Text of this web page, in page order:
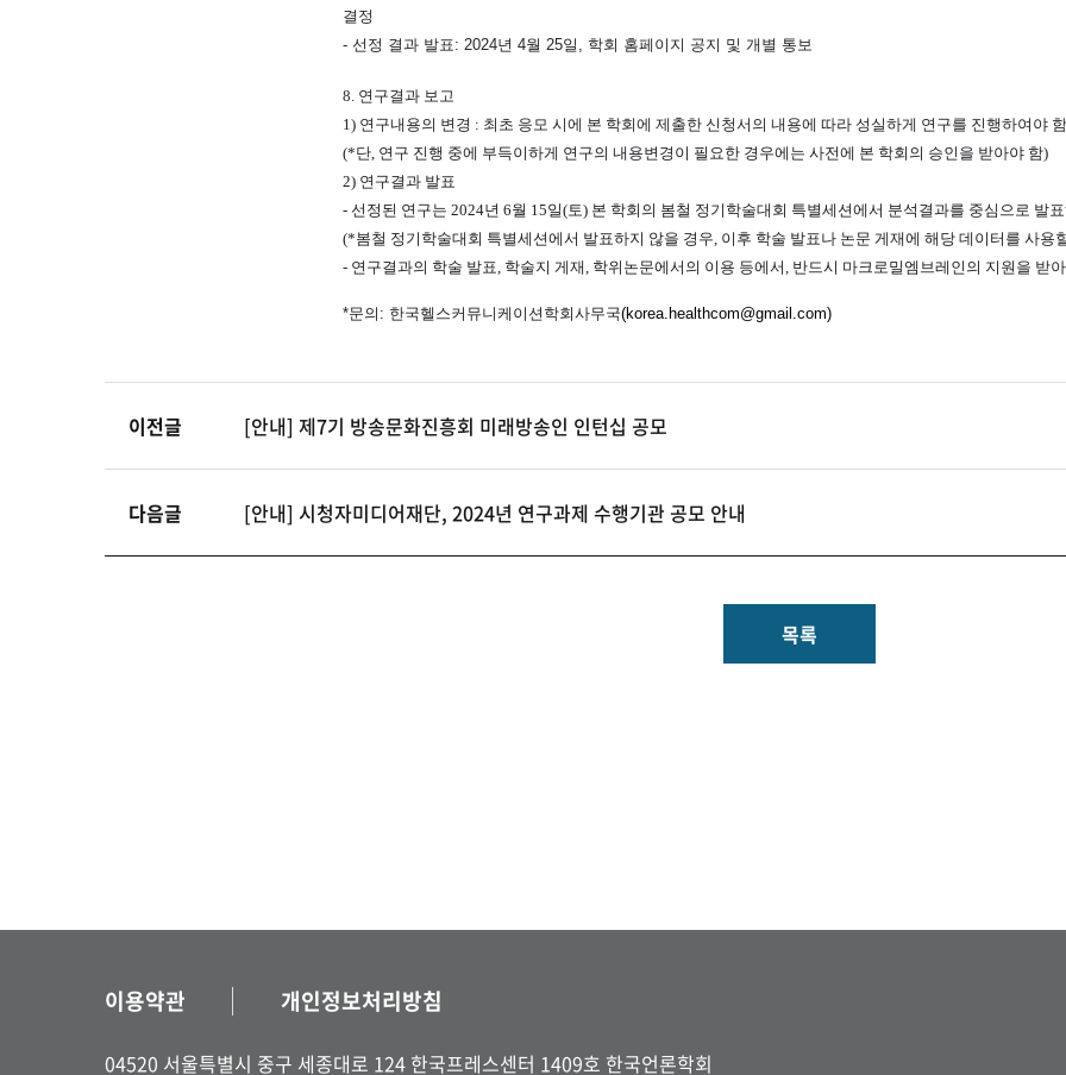
결정
- 선정 결과 발표: 2024년 4월 25일 , 학회 홈페이지 공지 및 개별 통보
8. 연구결과 보고
1) 연구내용의 변경 : 최초 응모 시에 본 학회에 제출한 신청서의 내용에 따라 성실하게 연구를 진행하여야 함
(*단, 연구 진행 중에 부득이하게 연구의 내용변경이 필요한 경우에는 사전에 본 학회의 승인을 받아야 함)
2) 연구결과 발표
- 선정된 연구는 2024년 6월 15일(토) 본 학회의 봄철 정기학술대회 특별세션에서 분석결과를 중심으로 발
(*봄철 정기학술대회 특별세션에서 발표하지 않을 경우, 이후 학술 발표나 논문 게재에 해당 데이터를 사용
- 연구결과의 학술 발표, 학술지 게재, 학위논문에서의 이용 등에서, 반드시 마크로밀엠브레인의 지원을 받
*문의 : 한국헬스커뮤니케이션학회사무국(korea.healthcom@gmail.com)
이전글 [안내] 제7기 방송문화진흥회 미래방송인 인턴십 공모
다음글 [안내] 시청자미디어재단, 2024년 연구과제 수행기관 공모 안내
목록
이용약관 개인정보처리방침
04520 서울특별시 중구 세종대로 124 한국프레스센터 1409호 한국언론학회